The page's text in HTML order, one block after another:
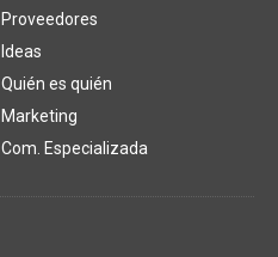
Proveedores
Ideas
Quién es quién
Marketing
Com. Especializada